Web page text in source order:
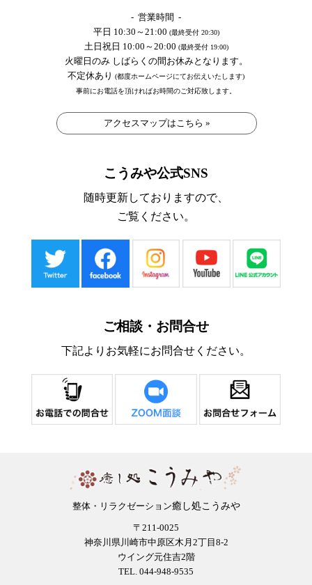
- 営業時間 -
平日 10:30～21:00 (最終受付 20:30)
土日祝日 10:00～20:00 (最終受付 19:00)
火曜日のみ しばらくの間お休みとなります。
不定休あり (都度ホームページにてお伝えいたします)
事前にお電話を頂ければお時間のご対応致します。
アクセスマップはこちら »
こうみや公式SNS
随時更新しておりますので、
ご覧ください。
ご相談・お問合せ
下記よりお気軽にお問合せください。
整体・リラクゼーション癒し処こうみや
〒211-0025
神奈川県川崎市中原区木月2丁目8-2
ウイング元住吉2階
TEL. 044-948-9535